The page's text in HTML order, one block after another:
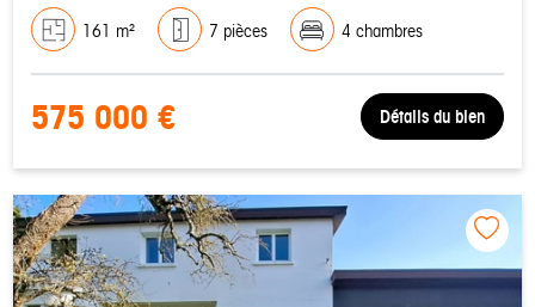
161 m² 7 pièces 4 chambres
575 000 € Détails du bien